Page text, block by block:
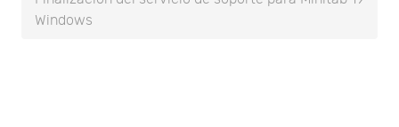
Windows